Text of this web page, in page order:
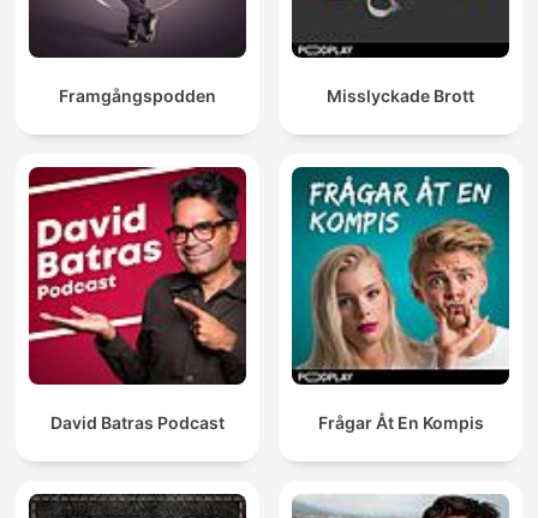
Framgångspodden Misslyckade Brott
David Batras Podcast Frågar Åt En Kompis